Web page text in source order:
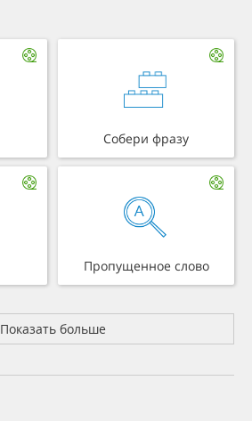
Собери фразу
Пропущенное слово
Показать больше